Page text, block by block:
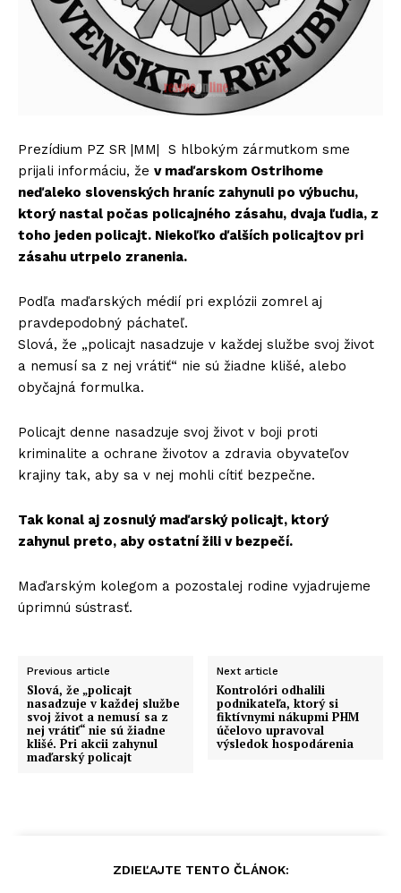
Prezídium PZ SR |MM| S hlbokým zármutkom sme
prijali informáciu, že v maďarskom Ostrihome
neďaleko slovenských hraníc zahynuli po výbuchu,
ktorý nastal počas policajného zásahu, dvaja ľudia, z
toho jeden policajt. Niekoľko ďalších policajtov pri
zásahu utrpelo zranenia.
Podľa maďarských médií pri explózii zomrel aj
pravdepodobný páchateľ.
Slová, že „policajt nasadzuje v každej službe svoj život
a nemusí sa z nej vrátiť“ nie sú žiadne klišé, alebo
obyčajná formulka.
Policajt denne nasadzuje svoj život v boji proti
kriminalite a ochrane životov a zdravia obyvateľov
krajiny tak, aby sa v nej mohli cítiť bezpečne.
Tak konal aj zosnulý maďarský policajt, ktorý
zahynul preto, aby ostatní žili v bezpečí.
Maďarským kolegom a pozostalej rodine vyjadrujeme
úprimnú sústrasť.
Previous article
Slová, že „policajt
nasadzuje v každej službe
svoj život a nemusí sa z
nej vrátiť“ nie sú žiadne
klišé. Pri akcii zahynul
maďarský policajt
Next article
Kontrolóri odhalili
podnikateľa, ktorý si
fiktívnymi nákupmi PHM
účelovo upravoval
výsledok hospodárenia
ZDIEĽAJTE TENTO ČLÁNOK: